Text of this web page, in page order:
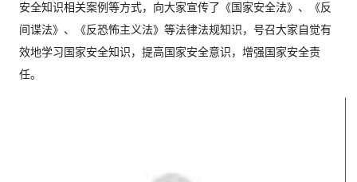
安全知识相关案例等方式，向大家宣传了《国家安全法》、《反
间谍法》、《反恐怖主义法》等法律法规知识，号召大家自觉有
效地学习国家安全知识，提高国家安全意识，增强国家安全责
任。